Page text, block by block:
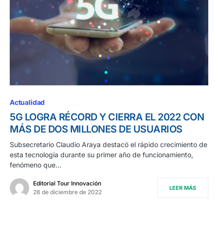
Actualidad
5G LOGRA RÉCORD Y CIERRA EL 2022 CON
MÁS DE DOS MILLONES DE USUARIOS
Subsecretario Claudio Araya destacó el rápido crecimiento de
esta tecnología durante su primer año de funcionamiento,
fenómeno que…
Editorial Tour Innovación
28 de diciembre de 2022
LEER MÁS